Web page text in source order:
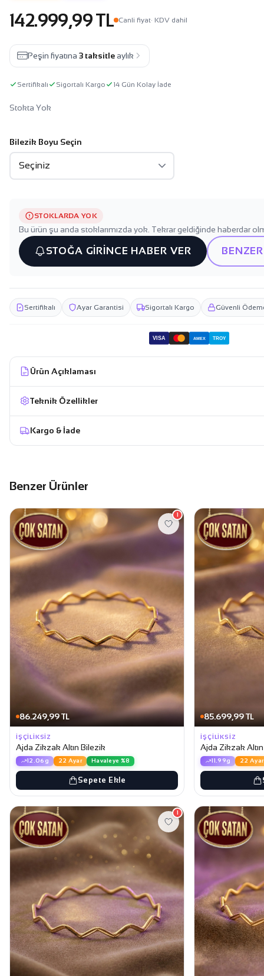
142.999,99 TL Canli fiyat· KDV dahil
Peşin fiyatına 3 taksitle aylık
Sertifikalı Sigortalı Kargo 14 Gün Kolay İade
Stokta Yok
Bilezik Boyu Seçin
STOKLARDA YOK
Bu ürün şu anda stoklarımızda yok. Tekrar geldiğinde haberdar
STOĞA GİRİNCE HABER VER
Sertifikalı Ayar Garantisi Sigortalı Kargo Güvenli
VISA AMEX TROY
Ürün Açıklaması
Teknik Özellikler
Kargo & İade
Benzer Ürünler
86.249,99 TL
1
İŞÇILIKSIZ
Ajda Zikzak Altın Bilezik
12.06g 22 Ayar Havaleye %8
Sepete Ekle
85.699,99 TL
İŞÇILIKSIZ
Ajda Zikzak
11.99g 22 Ayar
1